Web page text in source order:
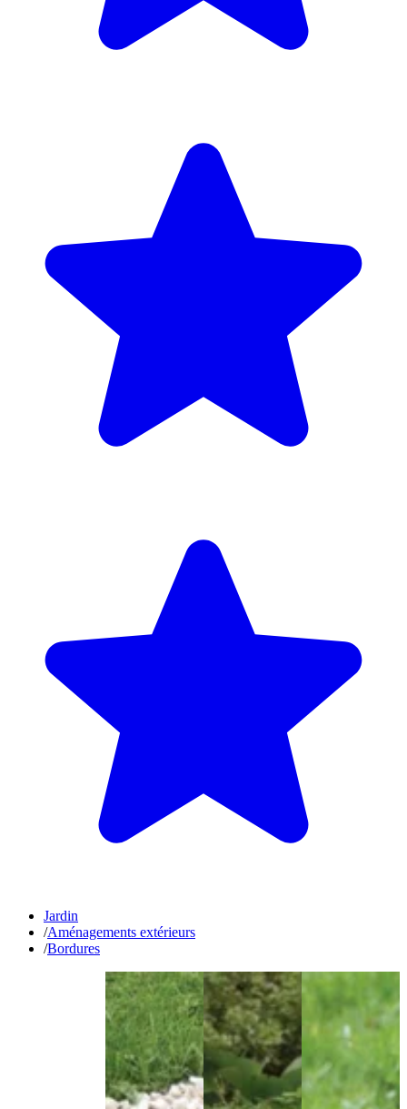
Jardin
/Aménagements extérieurs
/Bordures